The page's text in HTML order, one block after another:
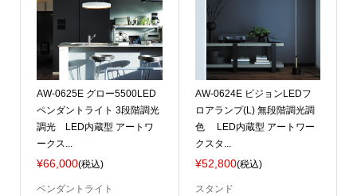
AW-0625E グロー5500LED
ペンダントライト 3段階調光
調光 LED内蔵型 アートワ
ークス...
¥66,000(税込)
ペンダントライト
AW-0624E ビジョンLEDフ
ロアランプ(L) 無段階調光調
色 LED内蔵型 アートワー
クスタ...
¥52,800(税込)
スタンド